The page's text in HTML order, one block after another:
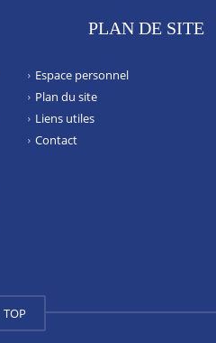
PLAN DE SITE
Espace personnel
Plan du site
Liens utiles
Contact
TOP